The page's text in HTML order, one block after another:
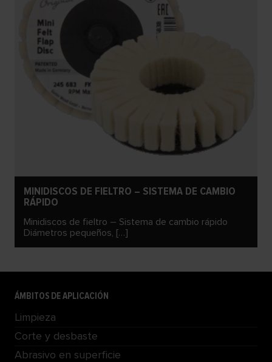
MINIDISCOS DE FIELTRO – SISTEMA DE CAMBIO
RÁPIDO
Minidiscos de fieltro – Sistema de cambio rápido
Diámetros pequeños, […]
ÁMBITOS DE APLICACIÓN
Limpieza
Corte y desbaste
Abrasivo en superficie